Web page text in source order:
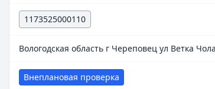
1173525000110
Вологодская область г Череповец ул Ветка
Внеплановая проверка